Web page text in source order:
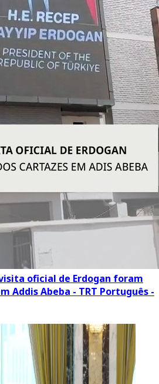
oficial de Erdogan foram
Addis Abeba - TRT Português -